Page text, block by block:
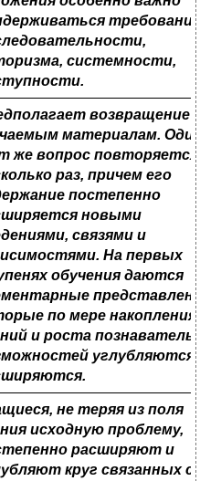
системности,
возвращение к
материалам.
же вопрос повторяется
раз, причем его
постепенно
новыми
связями и
На первых
обучения даются
по мере накопления
и роста
углубляются
не теряя из поля
исходную проблему,
расширяют и
круг связанных с